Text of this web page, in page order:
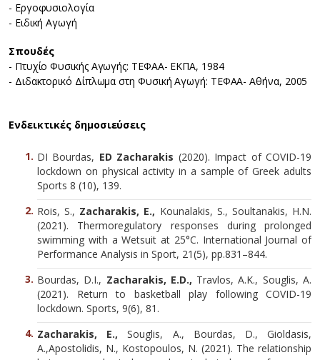
- Εργοφυσιολογία
- Ειδική Αγωγή
Σπουδές
- Πτυχίο Φυσικής Αγωγής: ΤΕΦΑΑ- ΕΚΠΑ, 1984
- Διδακτορικό Δίπλωμα στη Φυσική Αγωγή: ΤΕΦΑΑ- Αθήνα, 2005
Ενδεικτικές δημοσιεύσεις
DI Bourdas, ED Zacharakis (2020). Impact of COVID-19
lockdown on physical activity in a sample of Greek adults
Sports 8 (10), 139.
Rois, S., Zacharakis, E., Kounalakis, S., Soultanakis, H.N.
(2021). Thermoregulatory responses during prolonged
swimming with a Wetsuit at 25°C. International Journal of
Performance Analysis in Sport, 21(5), pp.831–844.
Bourdas, D.I., Zacharakis, E.D., Travlos, A.K., Souglis, A.
(2021). Return to basketball play following COVID-19
lockdown. Sports, 9(6), 81.
Zacharakis, E., Souglis, A., Bourdas, D., Gioldasis,
A.,Apostolidis, N., Kostopoulos, N. (2021). The relationship